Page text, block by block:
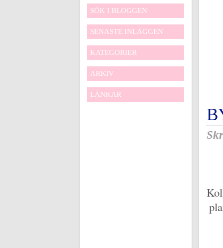
SÖK I BLOGGEN
SENASTE INLÄGGEN
KATEGORIER
ARKIV
LÄNKAR